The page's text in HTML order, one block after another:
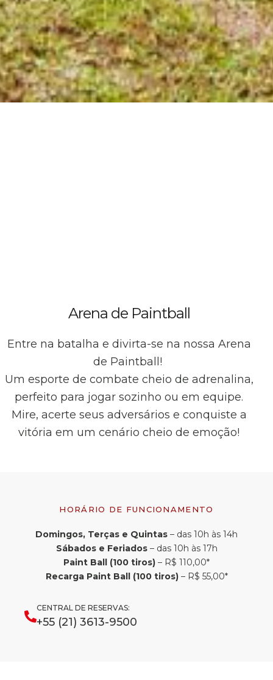
Arena de Paintball
Entre na batalha e divirta-se na nossa Arena
de Paintball!
Um esporte de combate cheio de adrenalina,
perfeito para jogar sozinho ou em equipe.
Mire, acerte seus adversários e conquiste a
vitória em um cenário cheio de emoção!
HORÁRIO DE FUNCIONAMENTO
Domingos, Terças e Quintas – das 10h às 14h
Sábados e Feriados– das 10h às 17h
Paint Ball (100 tiros) – R$ 110,00*
Recarga Paint Ball (100 tiros)– R$ 55,00*
CENTRAL DE RESERVAS:
+55 (21) 3613-9500